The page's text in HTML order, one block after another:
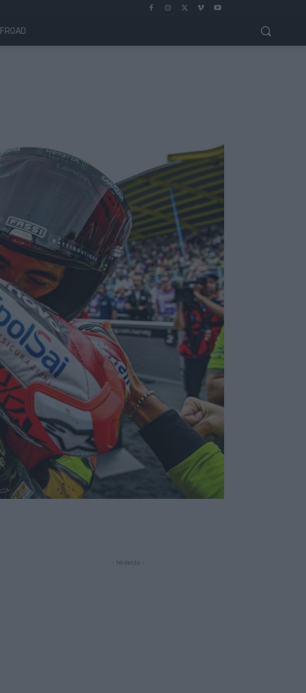
- Hirdetés -